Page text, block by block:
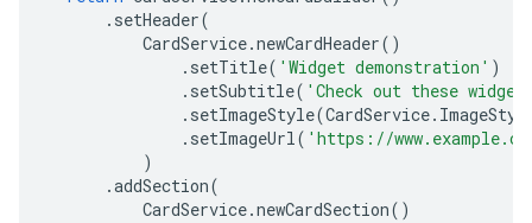
. setHeader(
CardService.newCardHeader()
. setTitle( 'Widget demonstration' )
. setSubtitle( 'Check out these
. setImageStyle(CardService.
. setImageUrl( 'https://
)
.addSection(
CardService.newCardSection()